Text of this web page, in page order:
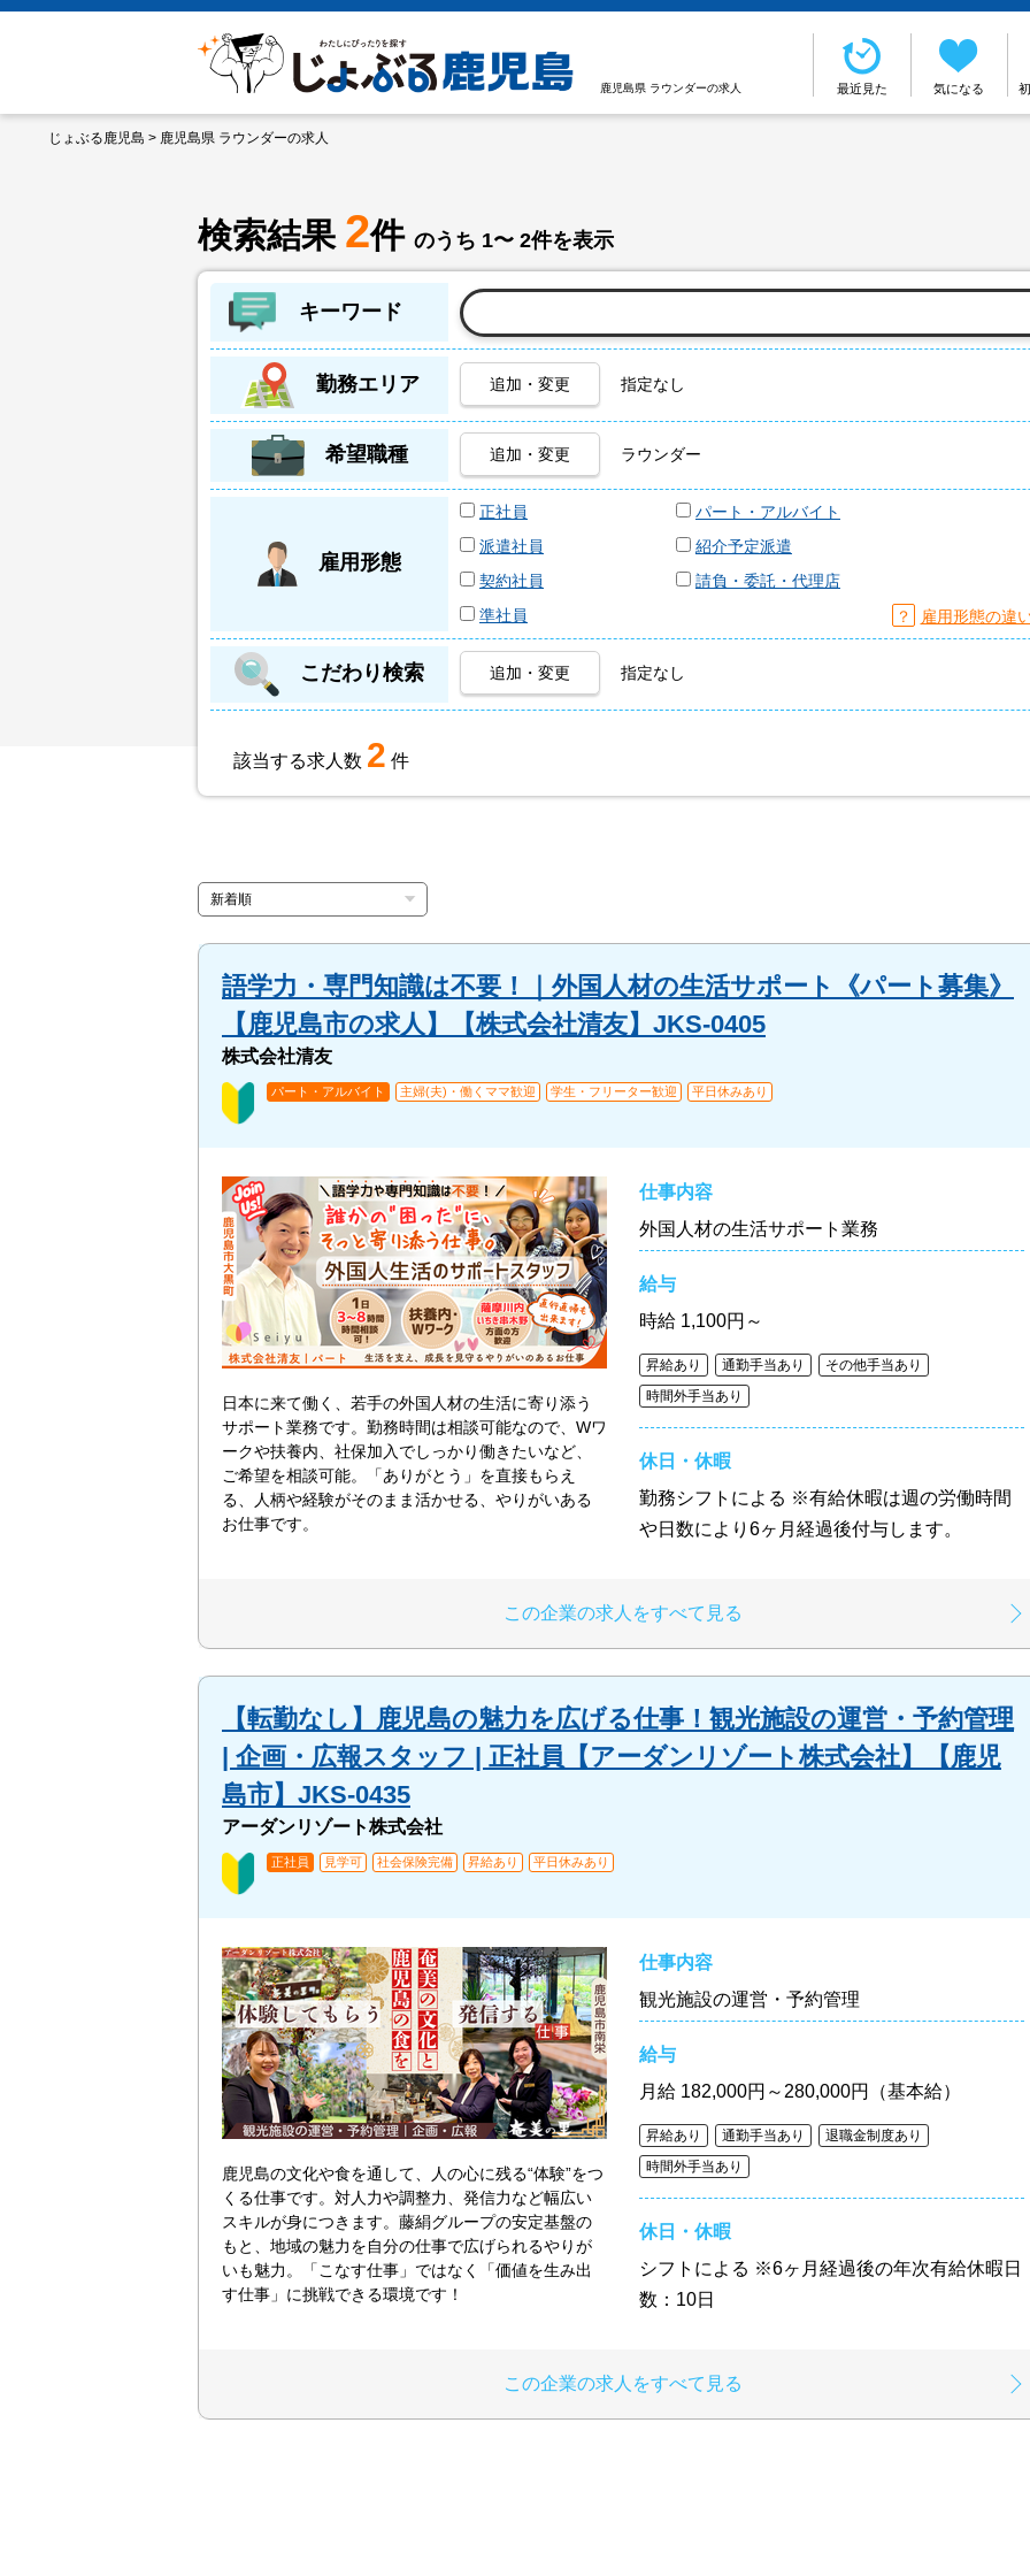
鹿児島県 ラウンダーの求人 最近見た 気になる
じょぶる鹿児島 > 鹿児島県 ラウンダーの求人
検索結果 2件 のうち 1〜 2件を表示
キーワード
勤務エリア 追加・変更 指定なし
希望職種 追加・変更 ラウンダー
雇用形態
正社員
パート・アルバイト
派遣社員
紹介予定派遣
契約社員
請負・委託・代理店
準社員
？ 雇用形態の違
こだわり検索 追加・変更 指定なし
該当する求人数 2 件
語学力・専門知識は不要！｜外国人材の生活サポート《パート募集》
【鹿児島市の求人】【株式会社清友】JKS-0405
株式会社清友
パート・アルバイト 主婦(夫)・働くママ歓迎 学生・フリーター歓迎 平日休みあり
日本に来て働く、若手の外国人材の生活に寄り添う
サポート業務です。勤務時間は相談可能なので、Wワ
ークや扶養内、社保加入でしっかり働きたいなど、
ご希望を相談可能。「ありがとう」を直接もらえ
る、人柄や経験がそのまま活かせる、やりがいある
お仕事です。
仕事内容
外国人材の生活サポート業務
給与
時給 1,100円～
昇給あり 通勤手当あり
その他手当あり
時間外手当あり
休日・休暇
勤務シフトによる ※有給休暇は週の労働時間
や日数により6ヶ月経過後付与します。
この企業の求人をすべて見る
【転勤なし】鹿児島の魅力を広げる仕事！観光施設の運営・予約管理
| 企画・広報スタッフ | 正社員【アーダンリゾート株式会社】【鹿児
島市】JKS-0435
アーダンリゾート株式会社
正社員 見学可 社会保険完備 昇給あり 平日休みあり
鹿児島の文化や食を通して、人の心に残る“体験”をつ
くる仕事です。対人力や調整力、発信力など幅広い
スキルが身につきます。藤絹グループの安定基盤の
もと、地域の魅力を自分の仕事で広げられるやりが
いも魅力。「こなす仕事」ではなく「価値を生み出
す仕事」に挑戦できる環境です！
仕事内容
観光施設の運営・予約管理
給与
月給 182,000円～280,000円（基本給）
昇給あり 通勤手当あり
退職金制度あり
時間外手当あり
休日・休暇
シフトによる ※6ヶ月経過後の年次有給休暇日
数：10日
この企業の求人をすべて見る